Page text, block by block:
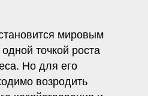
мировым
точкой роста
Но для его
возродить